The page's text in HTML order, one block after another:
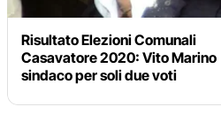
Risultato Elezioni Comunali
Casavatore 2020: Vito Marino
sindaco per soli due voti